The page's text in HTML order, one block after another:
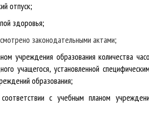
отпуск;
здоровья;
законодательными актами;
учреждения образования количества
учащегося, установленной
образования;
с учебным планом